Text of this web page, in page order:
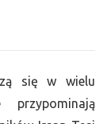
się w wielu
przypominają